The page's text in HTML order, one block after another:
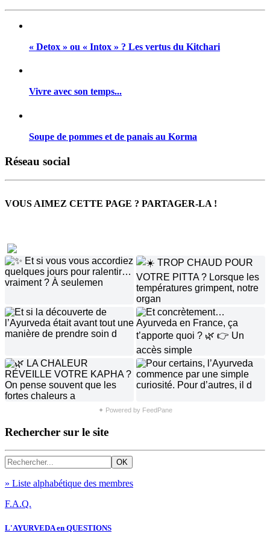
« Detox » ou « Intox » ? Les vertus du Kitchari
Vivre avec son temps...
Soupe de pommes et de panais au Korma
Réseau social
VOUS AIMEZ CETTE PAGE ? PARTAGER-LA !
✦ Powered by FeedPane
Rechercher sur le site
» Liste alphabétique des membres
F.A.Q.
L'AYURVEDA en QUESTIONS